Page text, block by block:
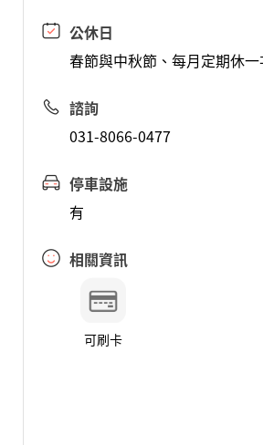
公休日
春節與中秋節、每月定期休
諮詢
031-8066-0477
停車設施
有
相關資訊
可刷卡